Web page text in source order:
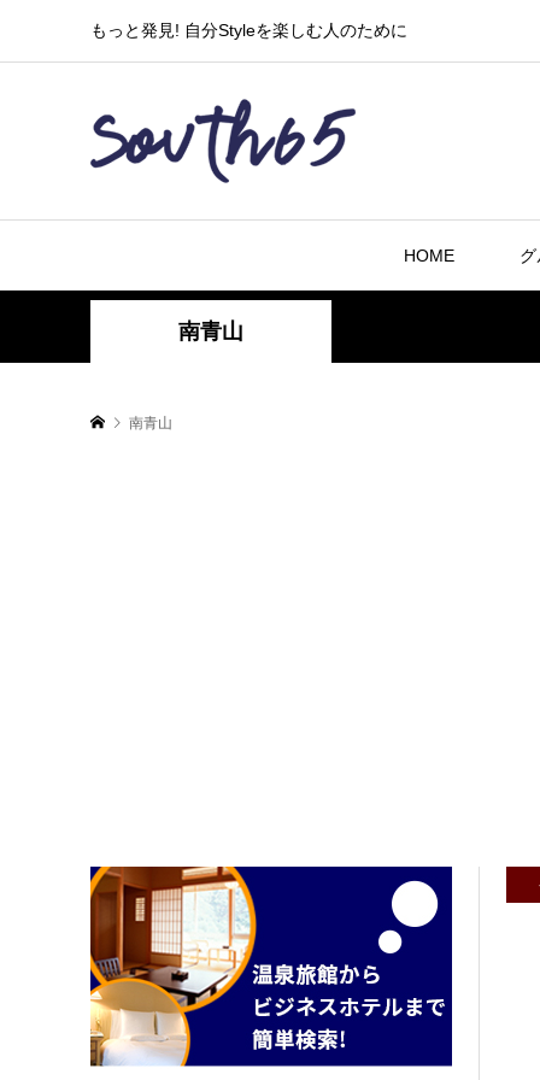
もっと発見! 自分Styleを楽しむ人のために
HOME
南青山
南青山